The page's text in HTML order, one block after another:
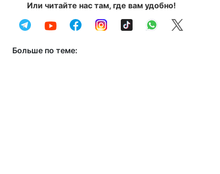
Или читайте нас там, где вам удобно!
Больше по теме: